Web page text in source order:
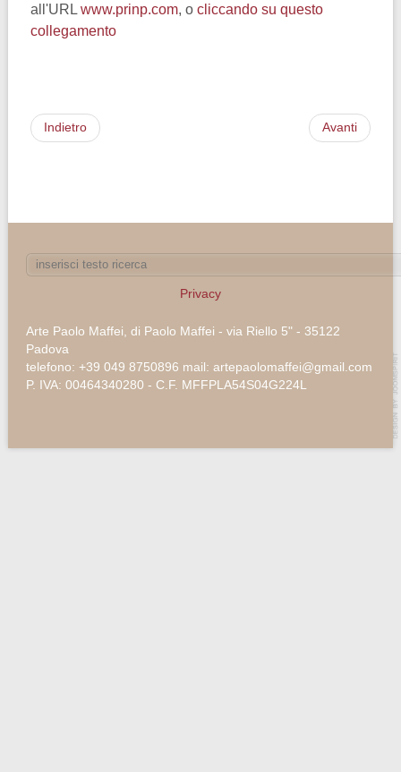
all'URL www.prinp.com, o cliccando su questo
collegamento
Indietro Avanti
Privacy
Arte Paolo Maffei, di Paolo Maffei - via Riello 5" - 35122
Padova
telefono: +39 049 8750896 mail: artepaolomaffei@gmail.com
P. IVA: 00464340280 - C.F. MFFPLA54S04G224L